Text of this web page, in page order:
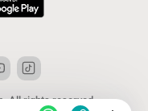
All rights reserved